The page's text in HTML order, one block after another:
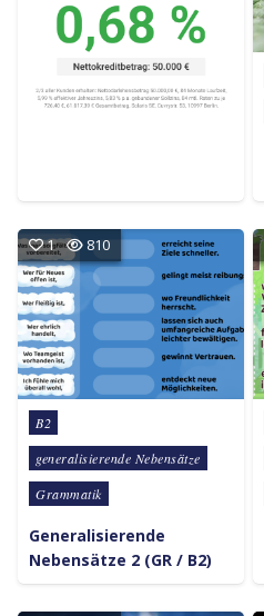
1 810
Posted in
B2
generalisierende Nebensätze
Grammatik
Generalisierende
Nebensätze 2 (GR / B2)